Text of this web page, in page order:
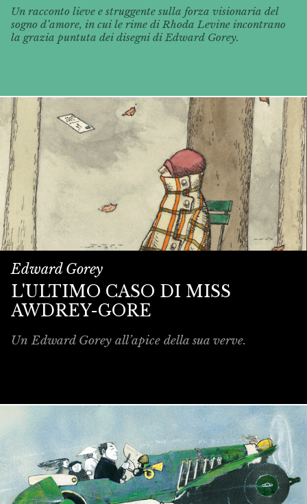
Un racconto lieve e struggente sulla forza visionaria del
sogno d’amore, in cui le rime di Rhoda Levine incontrano
la grazia puntuta dei disegni di Edward Gorey.
Edward Gorey
L'ULTIMO CASO DI MISS
AWDREY-GORE
Un Edward Gorey all’apice della sua verve.